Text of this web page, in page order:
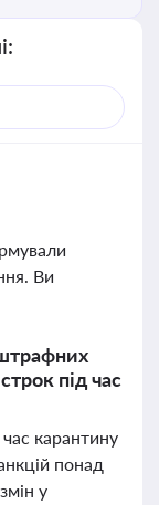
Ви
під час
карантину
понад
у